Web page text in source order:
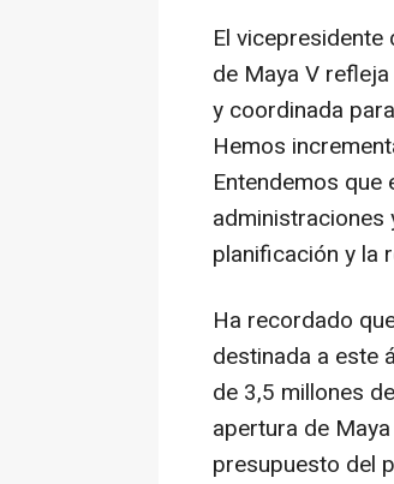
El
de Maya V
y coordinada
Hemos
Entendemos
administraciones
planificación y la
Ha recordado
destinada a este
de 3,5 millones
apertura de
presupuesto del